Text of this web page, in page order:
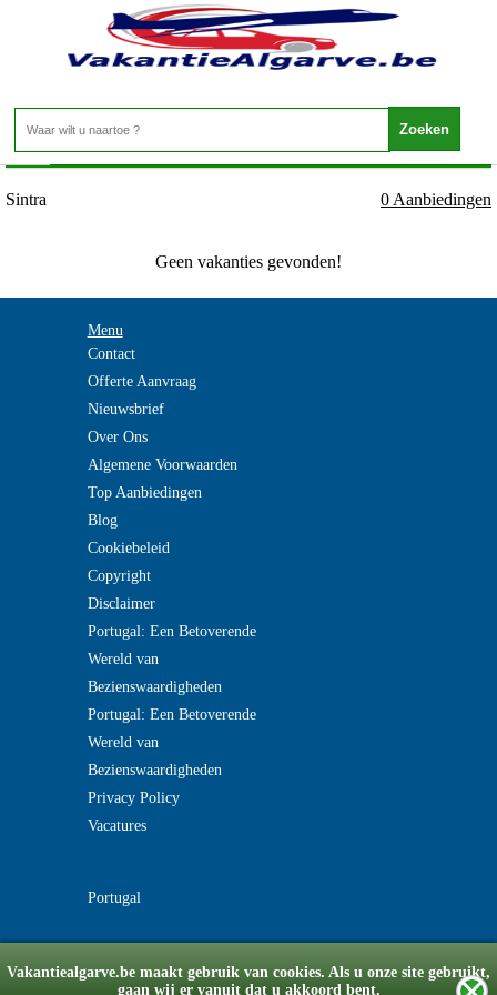
Vakantiealgarve.be maakt gebruik van cookies. Als u onze site gebruikt,
gaan wij er vanuit dat u akkoord bent.
Portugal - Costa de Lisboa - Sintra
Home>
Sintra 0 Aanbiedingen
Geen vakanties gevonden!
Menu
Contact
Offerte Aanvraag
Nieuwsbrief
Over Ons
Algemene Voorwaarden
Top Aanbiedingen
Blog
Cookiebeleid
Copyright
Disclaimer
Portugal: Een Betoverende
Wereld van
Bezienswaardigheden
Portugal: Een Betoverende
Wereld van
Bezienswaardigheden
Privacy Policy
Vacatures
Portugal